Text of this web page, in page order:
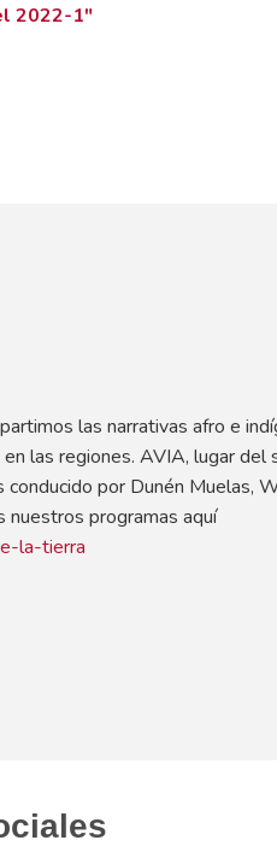
2022-1"
las narrativas afro e
las regiones. AVIA, lugar del
por Dunén Muelas,
nuestros programas aquí
la-tierra